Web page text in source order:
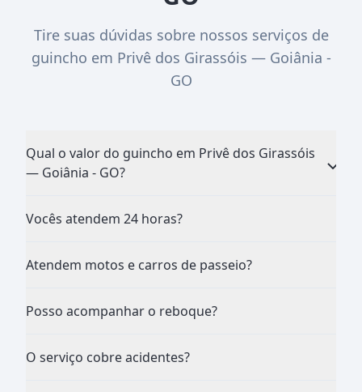
Tire suas dúvidas sobre nossos serviços de
guincho em Privê dos Girassóis — Goiânia -
GO
Qual o valor do guincho em Privê dos Girassóis
— Goiânia - GO?
Vocês atendem 24 horas?
Atendem motos e carros de passeio?
Posso acompanhar o reboque?
O serviço cobre acidentes?